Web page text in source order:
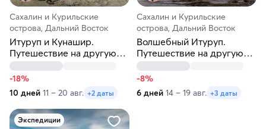
Сахалин и Курильские
острова, Дальний Восток
Итуруп и Кунашир.
Путешествие на другую
планету
-18%
10 дней 11 – 20 авг. +2 даты
Сахалин и Курильские
острова, Дальний Восток
Волшебный Итуруп.
Путешествие на другую
планету
-8%
6 дней 14 – 19 авг. +3 даты
Экспедиции